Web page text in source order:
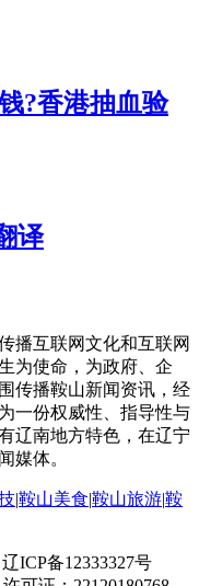
?香港抽血验
译
播互联网文化和互联网
为使命，为政府、企
传播鞍山新闻资讯，经
一份权威性、指导性与
辽南地方特色，在辽宁
媒体。
|鞍山美食|鞍山旅游|鞍
ICP备12333327号